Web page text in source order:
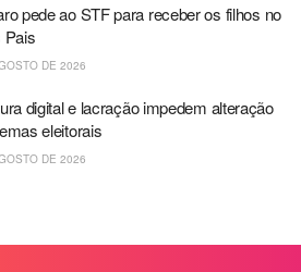
pede ao STF para receber os filhos no
Pais
DE 2026
digital e lacração impedem alteração
eleitorais
DE 2026